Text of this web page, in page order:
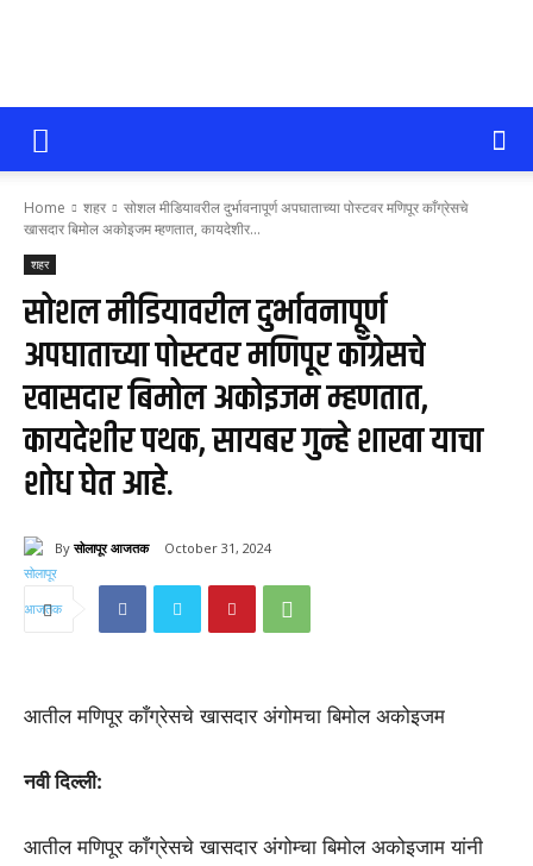
सोलापूर
आजतक
Home शहर
सोशल मीडियावरील दुर्भावनापूर्ण अपघाताच्या पोस्टवर मणिपूर काँग्रेसचे
खासदार बिमोल अकोइजम म्हणतात, कायदेशीर...
शहर
सोशल मीडियावरील दुर्भावनापूर्ण
अपघाताच्या पोस्टवर मणिपूर काँग्रेसचे
खासदार बिमोल अकोइजम म्हणतात,
कायदेशीर पथक, सायबर गुन्हे शाखा याचा
शोध घेत आहे.
By सोलापूर आजतक October 31, 2024
आतील मणिपूर काँग्रेसचे खासदार अंगोमचा बिमोल अकोइजम
नवी दिल्ली:
आतील मणिपूर काँग्रेसचे खासदार अंगोम्चा बिमोल अकोइजाम यांनी